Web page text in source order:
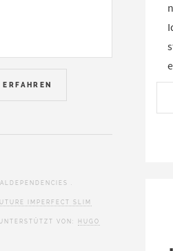
ERFAHREN
.
IMPERFECT SLIM
VON: HUGO